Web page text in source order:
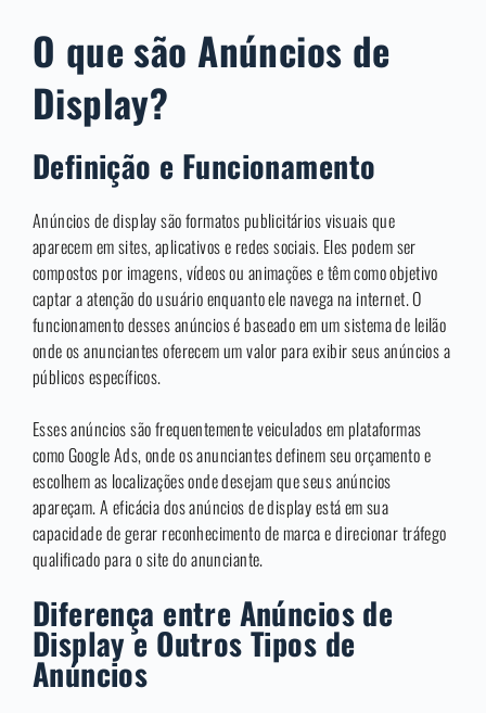
O que são Anúncios de
Display?
Definição e Funcionamento
Anúncios de display são formatos publicitários visuais que
aparecem em sites, aplicativos e redes sociais. Eles podem ser
compostos por imagens, vídeos ou animações e têm como objetivo
captar a atenção do usuário enquanto ele navega na internet. O
funcionamento desses anúncios é baseado em um sistema de leilão
onde os anunciantes oferecem um valor para exibir seus anúncios a
públicos específicos.
Esses anúncios são frequentemente veiculados em plataformas
como Google Ads, onde os anunciantes definem seu orçamento e
escolhem as localizações onde desejam que seus anúncios
apareçam. A eficácia dos anúncios de display está em sua
capacidade de gerar reconhecimento de marca e direcionar tráfego
qualificado para o site do anunciante.
Diferença entre Anúncios de
Display e Outros Tipos de
Anúncios